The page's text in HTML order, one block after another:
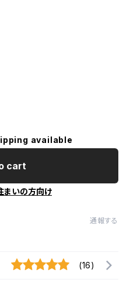
available
cart
まいの方向け
通報する
(16)